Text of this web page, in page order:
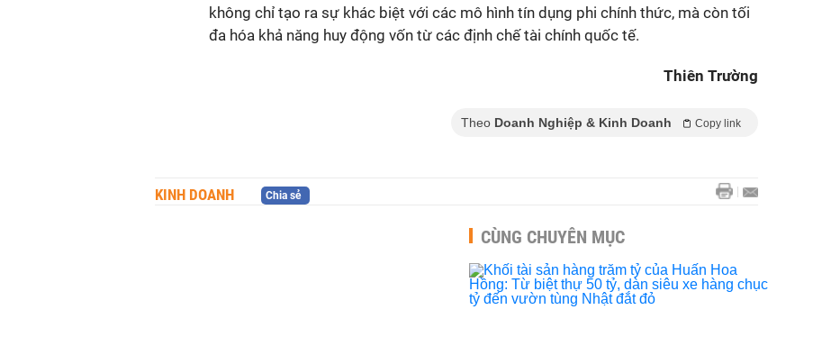
không chỉ tạo ra sự khác biệt với các mô hình tín dụng phi chính thức, mà còn tối
đa hóa khả năng huy động vốn từ các định chế tài chính quốc tế.
Thiên Trường
Theo Doanh Nghiệp & Kinh Doanh Copy link
KINH DOANH Chia sẻ
CÙNG CHUYÊN MỤC